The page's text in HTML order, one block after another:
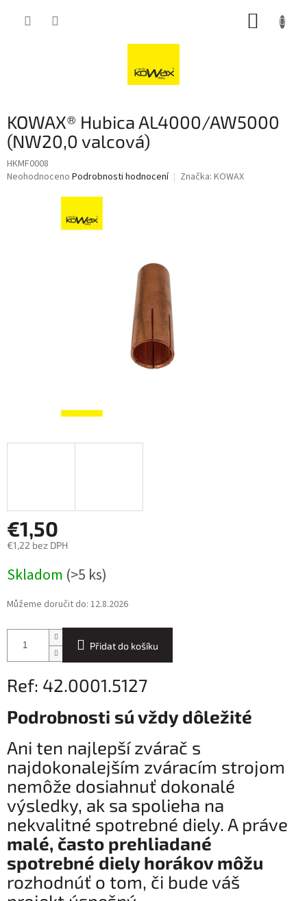
KOWAX® Hubica AL4000/AW5000
(NW20,0 valcová)
HKMF0008
Průměrné
Neohodnoceno Podrobnosti hodnocení Značka: KOWAX
€1,50
€1,22 bez DPH
cena:
Skladom (>5 ks)
Můžeme doručit do: 12.8.2026
Přidat do košíku
Ref: 42.0001.5127
Podrobnosti sú vždy dôležité
Ani ten najlepší zvárač s
najdokonalejším zváracím strojom
nemôže dosiahnuť dokonalé
výsledky, ak sa spolieha na
nekvalitné spotrebné diely. A práve
malé, často prehliadané
spotrebné diely horákov môžu
rozhodnúť o tom, či bude váš